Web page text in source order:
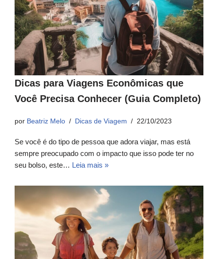
Dicas para Viagens Econômicas que
Você Precisa Conhecer (Guia Completo)
por Beatriz Melo Dicas de Viagem 22/10/2023
Se você é do tipo de pessoa que adora viajar, mas está
sempre preocupado com o impacto que isso pode ter no
seu bolso, este… Leia mais »